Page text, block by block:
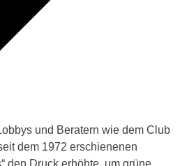
und Beratern wie dem Club
dem 1972 erschienenen